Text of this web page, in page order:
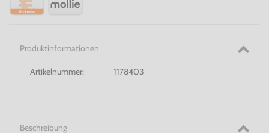
Produktinformationen
Artikelnummer: 1178403
Beschreibung